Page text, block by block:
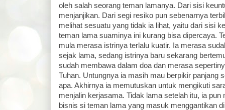
oleh salah seorang teman lamanya. Dari sisi
menjanjikan. Dari segi resiko pun sebenarnya
melihat sesuatu yang tidak ia lihat, yaitu dari sisi
teman lama suaminya ini kurang bisa dipercaya.
mula merasa istrinya terlalu kuatir. Ia merasa
sejak lama, sedang istrinya baru sekarang
sudah membawa dalam doa dan merasa
Tuhan. Untungnya ia masih mau berpikir panjang
apa. Akhirnya ia memutuskan untuk mengikuti
menjalin kerjasama. Tidak lama setelah itu, ia pun
bisnis si teman lama yang masuk menggantikan